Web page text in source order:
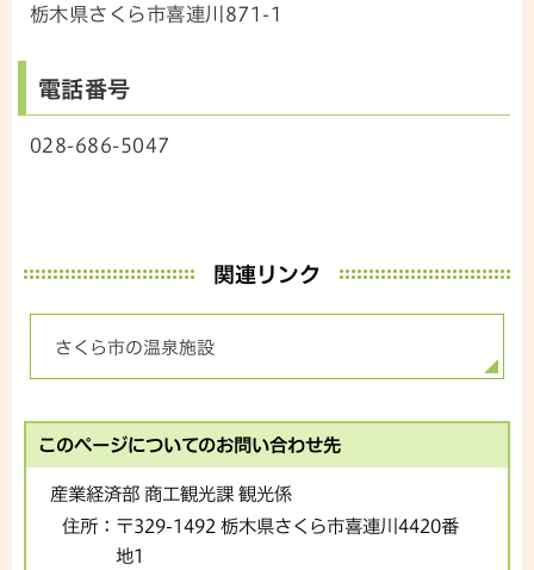
栃木県さくら市喜連川871-1
電話番号
028-686-5047
関連リンク
さくら市の温泉施設
このページについてのお問い合わせ先
産業経済部 商工観光課 観光係
住所： 〒329-1492 栃木県さくら市喜連川4420番
地1